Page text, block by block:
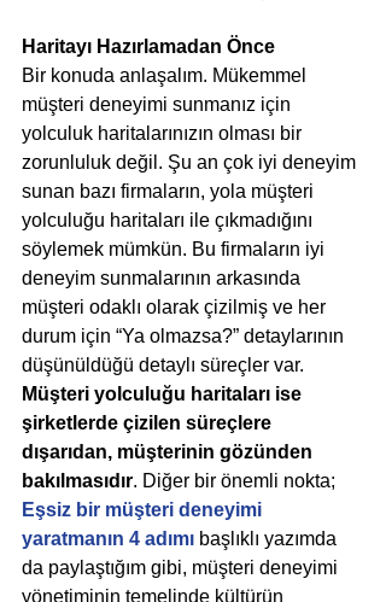
Haritayı Hazırlamadan Önce
Bir konuda anlaşalım. Mükemmel
müşteri deneyimi sunmanız için
yolculuk haritalarınızın olması bir
zorunluluk değil. Şu an çok iyi deneyim
sunan bazı firmaların, yola müşteri
yolculuğu haritaları ile çıkmadığını
söylemek mümkün. Bu firmaların iyi
deneyim sunmalarının arkasında
müşteri odaklı olarak çizilmiş ve her
durum için “Ya olmazsa?” detaylarının
düşünüldüğü detaylı süreçler var.
Müşteri yolculuğu haritaları ise
şirketlerde çizilen süreçlere
dışarıdan, müşterinin gözünden
bakılmasıdır. Diğer bir önemli nokta;
Eşsiz bir müşteri deneyimi
yaratmanın 4 adımı başlıklı yazımda
da paylaştığım gibi, müşteri deneyimi
yönetiminin temelinde kültürün